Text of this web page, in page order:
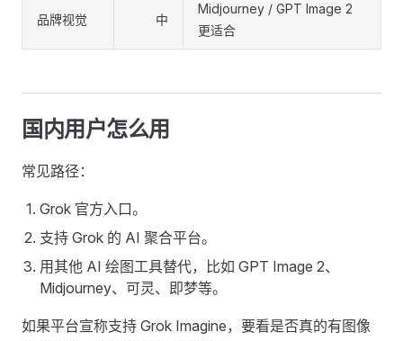
品牌视觉 中
Midjourney / GPT Image 2
更适合
国内用户怎么用
常见路径：
Grok 官方入口。
支持 Grok 的 AI 聚合平台。
用其他 AI 绘图工具替代，比如 GPT Image 2、
Midjourney、可灵、即梦等。
如果平台宣称支持 Grok Imagine，要看是否真的有图像